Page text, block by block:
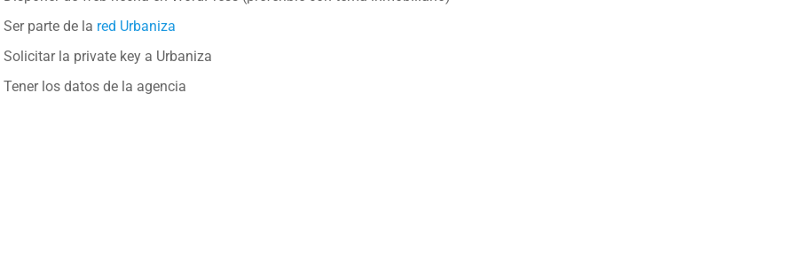
Ser parte de la red Urbaniza
Solicitar la private key a Urbaniza
Tener los datos de la agencia